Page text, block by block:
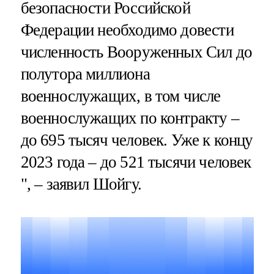
безопасности Российской
Федерации необходимо довести
численность Вооруженных Сил до
полутора миллиона
военнослужащих, в том числе
военнослужащих по контракту –
до 695 тысяч человек. Уже к концу
2023 года – до 521 тысячи человек
", – заявил Шойгу.